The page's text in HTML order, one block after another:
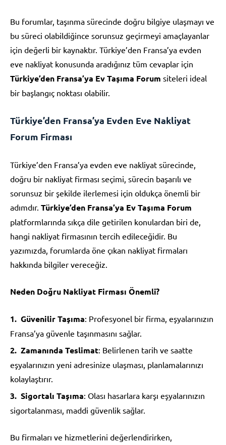
Bu forumlar, taşınma sürecinde doğru bilgiye ulaşmayı ve
bu süreci olabildiğince sorunsuz geçirmeyi amaçlayanlar
için değerli bir kaynaktır. Türkiye’den Fransa’ya evden
eve nakliyat konusunda aradığınız tüm cevaplar için
Türkiye’den Fransa’ya Ev Taşıma Forum siteleri ideal
bir başlangıç noktası olabilir.
Türkiye’den Fransa’ya Evden Eve Nakliyat
Forum Firması
Türkiye’den Fransa’ya evden eve nakliyat sürecinde,
doğru bir nakliyat firması seçimi, sürecin başarılı ve
sorunsuz bir şekilde ilerlemesi için oldukça önemli bir
adımdır. Türkiye’den Fransa’ya Ev Taşıma Forum
platformlarında sıkça dile getirilen konulardan biri de,
hangi nakliyat firmasının tercih edileceğidir. Bu
yazımızda, forumlarda öne çıkan nakliyat firmaları
hakkında bilgiler vereceğiz.
Neden Doğru Nakliyat Firması Önemli?
Güvenilir Taşıma: Profesyonel bir firma, eşyalarınızın
Fransa’ya güvenle taşınmasını sağlar.
Zamanında Teslimat: Belirlenen tarih ve saatte
eşyalarınızın yeni adresinize ulaşması, planlamalarınızı
kolaylaştırır.
Sigortalı Taşıma: Olası hasarlara karşı eşyalarınızın
sigortalanması, maddi güvenlik sağlar.
Bu firmaları ve hizmetlerini değerlendirirken,